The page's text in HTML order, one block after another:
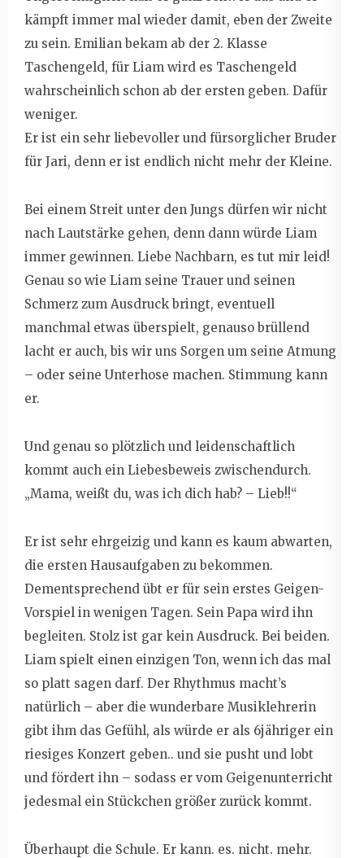
kämpft immer mal wieder damit, eben der Zweite
zu sein. Emilian bekam ab der 2. Klasse
Taschengeld, für Liam wird es Taschengeld
wahrscheinlich schon ab der ersten geben. Dafür
weniger.
Er ist ein sehr liebevoller und fürsorglicher Bruder
für Jari, denn er ist endlich nicht mehr der Kleine.
Bei einem Streit unter den Jungs dürfen wir nicht
nach Lautstärke gehen, denn dann würde Liam
immer gewinnen. Liebe Nachbarn, es tut mir leid!
Genau so wie Liam seine Trauer und seinen
Schmerz zum Ausdruck bringt, eventuell
manchmal etwas überspielt, genauso brüllend
lacht er auch, bis wir uns Sorgen um seine Atmung
– oder seine Unterhose machen. Stimmung kann
er.
Und genau so plötzlich und leidenschaftlich
kommt auch ein Liebesbeweis zwischendurch.
„Mama, weißt du, was ich dich hab? – Lieb!!“
Er ist sehr ehrgeizig und kann es kaum abwarten,
die ersten Hausaufgaben zu bekommen.
Dementsprechend übt er für sein erstes Geigen-
Vorspiel in wenigen Tagen. Sein Papa wird ihn
begleiten. Stolz ist gar kein Ausdruck. Bei beiden.
Liam spielt einen einzigen Ton, wenn ich das mal
so platt sagen darf. Der Rhythmus macht’s
natürlich – aber die wunderbare Musiklehrerin
gibt ihm das Gefühl, als würde er als 6jähriger ein
riesiges Konzert geben.. und sie pusht und lobt
und fördert ihn – sodass er vom Geigenunterricht
jedesmal ein Stückchen größer zurück kommt.
Überhaupt die Schule. Er kann. es. nicht. mehr.